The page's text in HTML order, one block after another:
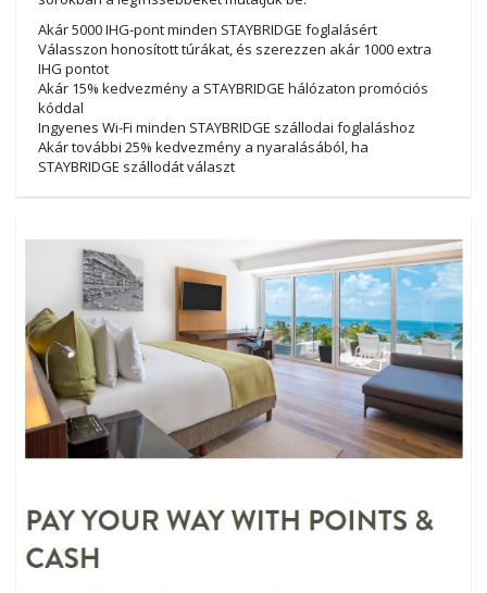
Akár 5000 IHG-pont minden STAYBRIDGE foglalásért
Válasszon honosított túrákat, és szerezzen akár 1000 extra
IHG pontot
Akár 15% kedvezmény a STAYBRIDGE hálózaton promóciós
kóddal
Ingyenes Wi-Fi minden STAYBRIDGE szállodai foglaláshoz
Akár további 25% kedvezmény a nyaralásából, ha
STAYBRIDGE szállodát választ